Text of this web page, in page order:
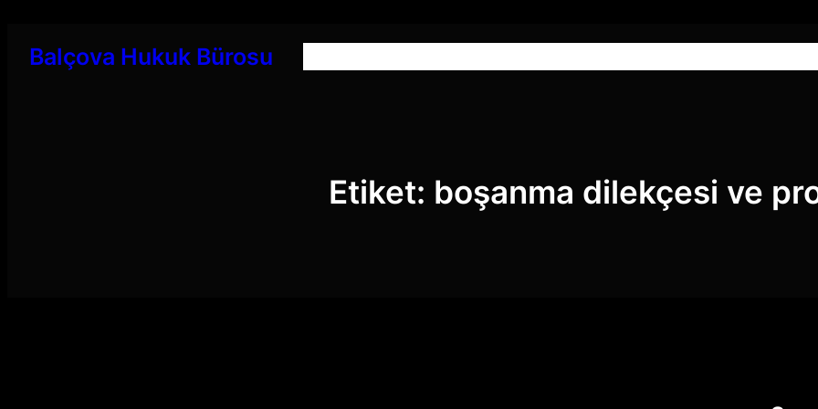
geçBalçova Hukuk Bürosu
Etiket: boşanma dilekçesi ve